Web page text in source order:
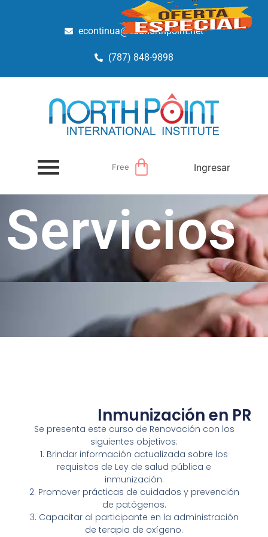
econtinua@edunorthpoint.net
(787) 848-9898
Free Ingresar
Servicios
Inmunización en PR
Se presenta este curso de Renovación con los
siguientes objetivos:
1. Brindar información actualizada sobre los
requisitos de Ley de salud pública e
inmunización.
2. Promover prácticas de cuidados y prevención
de patógenos.
3. Capacitar al participante en la administración
de terapia de oxígeno.